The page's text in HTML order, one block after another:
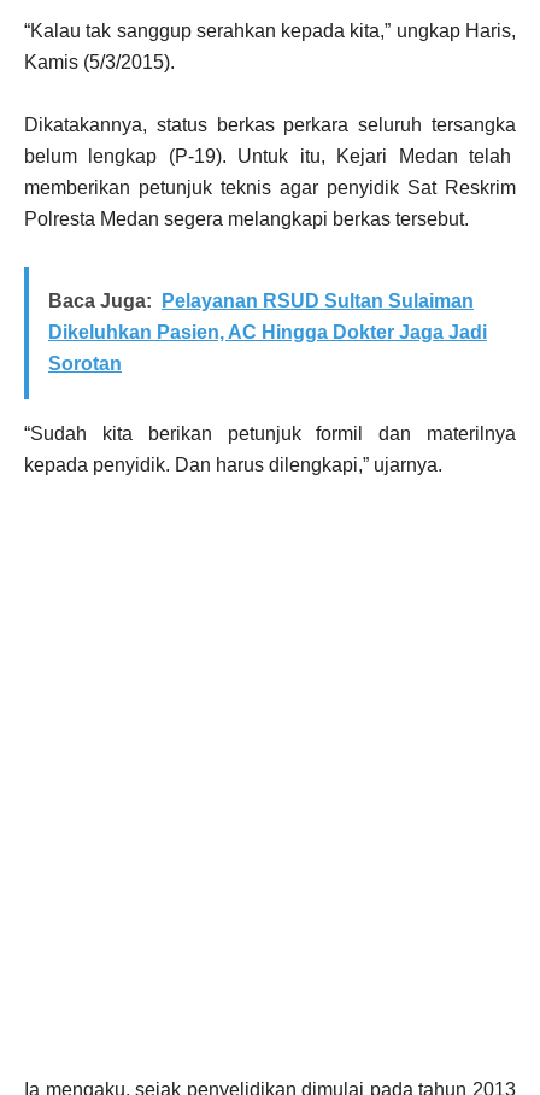
“Kalau tak sanggup serahkan kepada kita,” ungkap Haris,
Kamis (5/3/2015).
Dikatakannya, status berkas perkara seluruh tersangka
belum lengkap (P-19). Untuk itu, Kejari Medan telah
memberikan petunjuk teknis agar penyidik Sat Reskrim
Polresta Medan segera melangkapi berkas tersebut.
Baca Juga:
Pelayanan RSUD Sultan Sulaiman
Dikeluhkan Pasien, AC Hingga Dokter Jaga Jadi
Sorotan
“Sudah kita berikan petunjuk formil dan materilnya
kepada penyidik. Dan harus dilengkapi,” ujarnya.
Ia mengaku, sejak penyelidikan dimulai pada tahun 2013